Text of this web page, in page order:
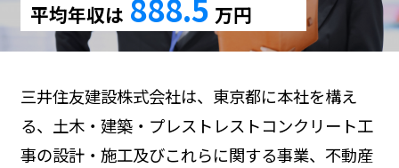
平均年収は
万円
三井住友建設株式会社は、東京都に本社を構え
る、土木・建築・プレストレストコンクリート工
事の設計・施工及びこれらに関する事業、不動産